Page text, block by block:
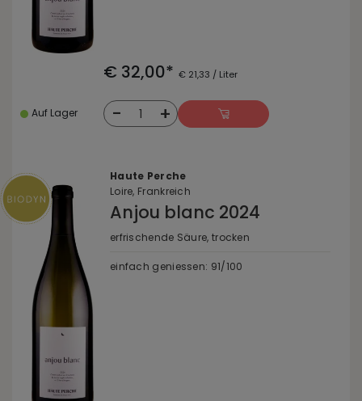
€ 32,00* € 21,33 / Liter
Auf Lager - 1 +
Haute Perche
Loire, Frankreich
Anjou blanc 2024
erfrischende Säure, trocken
einfach geniessen: 91/100